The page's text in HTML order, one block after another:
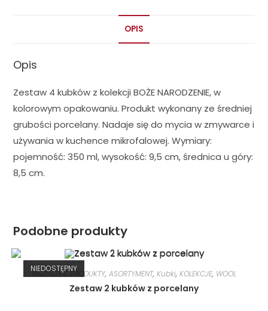
OPIS
Opis
Zestaw 4 kubków z kolekcji BOŻE NARODZENIE, w
kolorowym opakowaniu. Produkt wykonany ze średniej
grubości porcelany. Nadaje się do mycia w zmywarce i
używania w kuchence mikrofalowej. Wymiary:
pojemność: 350 ml, wysokość: 9,5 cm, średnica u góry:
8,5 cm.
Podobne produkty
NIEDOSTĘPNY
WSZYSTKIE PRODUKTY, ASORTYMENT, Kubki, KOLEKCJE, WOOL
Zestaw 2 kubków z porcelany